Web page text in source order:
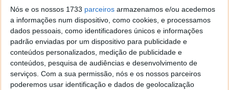
Nós e os nossos 1733 parceiros armazenamos e/ou acedemos
a informações num dispositivo, como cookies, e processamos
dados pessoais, como identificadores únicos e informações
padrão enviadas por um dispositivo para publicidade e
conteúdos personalizados, medição de publicidade e
conteúdos, pesquisa de audiências e desenvolvimento de
serviços. Com a sua permissão, nós e os nossos parceiros
poderemos usar identificação e dados de geolocalização
tentei apagar o explorer na tentativa de forçar o uso do
firefox mas em vao. Kaso te lembres de outra dica fico
agradecido, caso contrario obrigado a mesma
Responder
Vítor M.
7 de Novembro de 2005 às 01:39
@Reporter